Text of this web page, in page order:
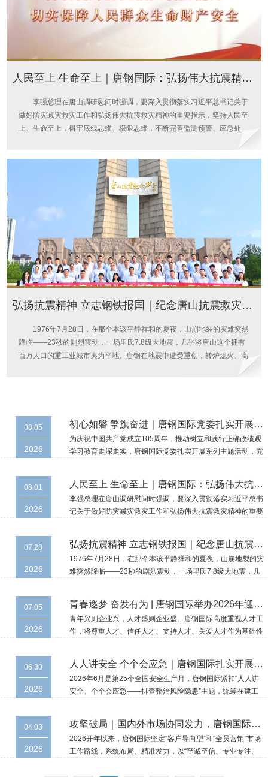
人民至上 生命至上｜唐钢国际：弘扬伟大抗震精神 持续提升防灾减灾救灾能力
李强总理在唐山调研慰问时强调，要深入贯彻落实习近平总书记关于
做好防灾减灾救灾工作和弘扬伟大抗震救灾精神的重要指示，坚持人民至
上、生命至上，树牢底线思维、极限思维，不断完善监测预警、应急处
弘扬抗震精神 立志钢铁报国｜纪念唐山抗震救灾和新唐山建设50周年
1976年7月28日，在那个本该平静祥和的夏夜，山崩地裂的灾难突然
降临——23秒的剧烈震动，一场里氏7.8级大地震，几乎将唐山这个拥有
百万人口的重工业城市夷为平地。唐钢在地震中遭受重创，转炉熄火、高
08.05
2026
初心如磐 擎旗奋进｜唐钢国际党委扎实开展党建系列主题活动
为庆祝中国共产党成立105周年，推动树立和践行正确政绩观
学习教育走深走实，唐钢国际党委扎实开展系列主题活动，充
08.01
2026
人民至上 生命至上｜唐钢国际：弘扬伟大抗震精神 持续提升防灾减灾救灾能力
李强总理在唐山调研慰问时强调，要深入贯彻落实习近平总书
记关于做好防灾减灾救灾工作和弘扬伟大抗震救灾精神的重要
持续提升防灾减灾救灾能力，切实保障人民群众生命财产安
全。
07.28
2026
弘扬抗震精神 立志钢铁报国｜纪念唐山抗震救灾和新唐山建设50周年
1976年7月28日，在那个本该平静祥和的夏夜，山崩地裂的灾
难突然降临——23秒的剧烈震动，一场里氏7.8级大地震，几
为废墟。
07.05
2026
青春逐梦 奋发有为 | 唐钢国际举办2026年迎新会暨新员工入职培训会
青年兴则企业兴，人才盛则企业盛。唐钢国际高度重视人才工
作，将尊重人才、信任人才、支持人才、关爱人才作为基础性
方向，夯实岗位工作基础，为企业高质量发展注入鲜活青春动
能。
06.30
2026
人人讲安全 个个会应急｜唐钢国际扎实开展2026年安全生产月系列主题活动
2026年6月是第25个全国安全生产月，唐钢国际紧扣“人人讲
安全、个个会应急——排查整治风险隐患”主题，统筹在建工
能竞赛、隐患排查等一系列活动，持续压紧压实全员安全责
任，全面筑牢安全生产防线。
04.03
2026
攻坚破局｜国内外市场协同发力，唐钢国际一周连中三标！
2026开年以来，唐钢国际坚定“客户导向型”和“全员营销”市场
工作路线，系统布局、精准发力，以“至诚至信、专业专注、